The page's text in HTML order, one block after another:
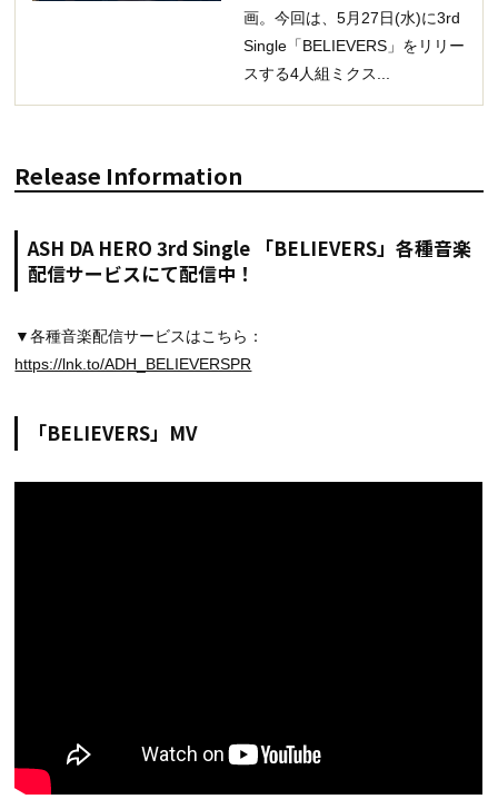
画。今回は、5月27日(水)に3rd
Single「BELIEVERS」をリリー
スする4人組ミクス...
Release Information
ASH DA HERO 3rd Single 「BELIEVERS」各種音楽
配信サービスにて配信中！
▼各種音楽配信サービスはこちら：
https://lnk.to/ADH_BELIEVERSPR
「BELIEVERS」MV